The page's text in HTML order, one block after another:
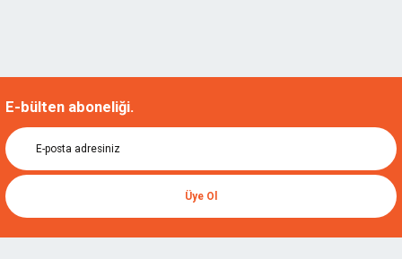
E-bülten aboneliği.
Üye Ol